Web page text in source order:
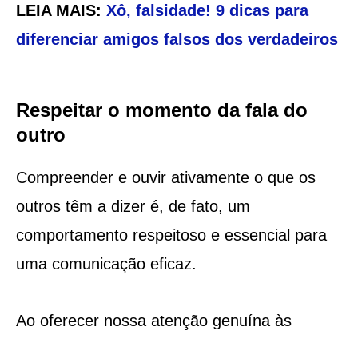
LEIA MAIS: Xô, falsidade! 9 dicas para
diferenciar amigos falsos dos verdadeiros
Respeitar o momento da fala do
outro
Compreender e ouvir ativamente o que os
outros têm a dizer é, de fato, um
comportamento respeitoso e essencial para
uma comunicação eficaz.
Ao oferecer nossa atenção genuína às